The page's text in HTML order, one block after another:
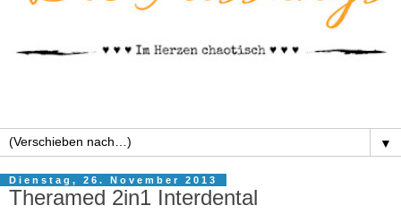
▼
Dienstag, 26. November 2013
Theramed 2in1 Interdental